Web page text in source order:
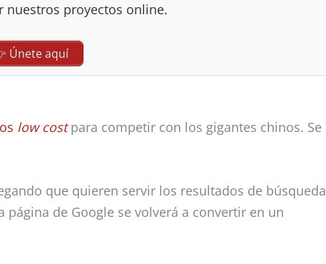
nuestros proyectos online.
Únete aquí
low costpara competir con los gigantes chinos. Se
que quieren servir los resultados de búsqueda
de Google se volverá a convertir en un